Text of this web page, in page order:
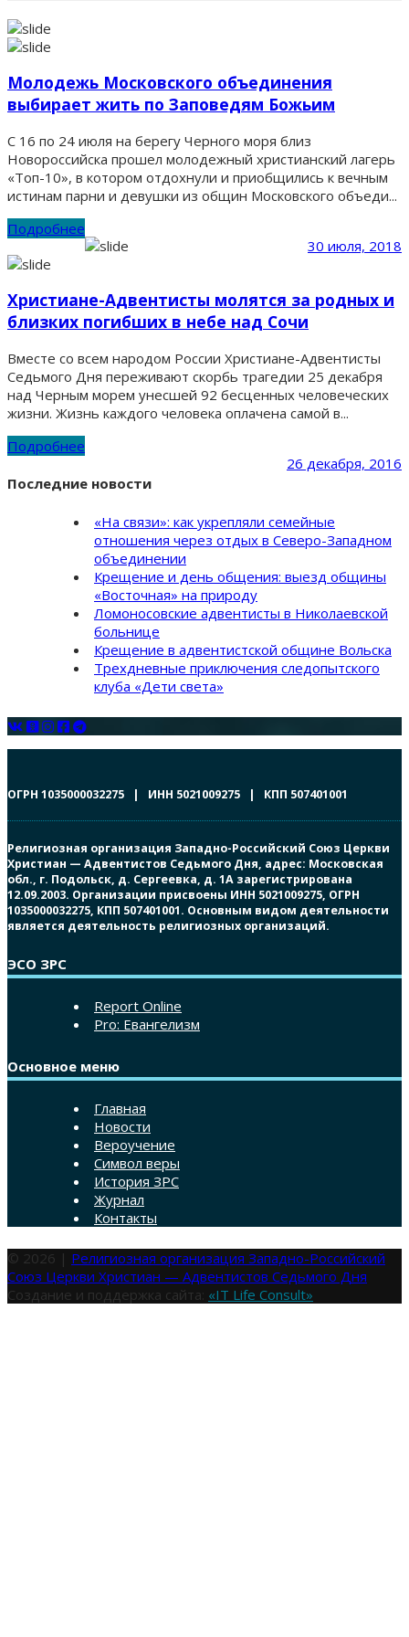
Молодежь Московского объединения
выбирает жить по Заповедям Божьим
С 16 по 24 июля на берегу Черного моря близ
Новороссийска прошел молодежный христианский лагерь
«Топ-10», в котором отдохнули и приобщились к вечным
истинам парни и девушки из общин Московского объеди...
Подробнее
30 июля, 2018
Христиане-Адвентисты молятся за родных и
близких погибших в небе над Сочи
Вместе со всем народом России Христиане-Адвентисты
Седьмого Дня переживают скорбь трагедии 25 декабря
над Черным морем унесшей 92 бесценных человеческих
жизни. Жизнь каждого человека оплачена самой в...
Подробнее
26 декабря, 2016
Последние новости
«На связи»: как укрепляли семейные
отношения через отдых в Северо-Западном
объединении
Крещение и день общения: выезд общины
«Восточная» на природу
Ломоносовские адвентисты в Николаевской
больнице
Крещение в адвентистской общине Вольска
Трехдневные приключения следопытского
клуба «Дети света»
ОГРН 1035000032275 | ИНН 5021009275 | КПП 507401001
Религиозная организация Западно-Российский Союз Церкви
Христиан — Адвентистов Седьмого Дня, адрес: Московская
обл., г. Подольск, д. Сергеевка, д. 1А зарегистрирована
12.09.2003. Организации присвоены ИНН 5021009275, ОГРН
1035000032275, КПП 507401001. Основным видом деятельности
является деятельность религиозных организаций.
ЭСО ЗРС
Report Online
Pro: Евангелизм
Основное меню
Главная
Новости
Вероучение
Символ веры
История ЗРС
Журнал
Контакты
© 2026 | Религиозная организация Западно-Российский
Союз Церкви Христиан — Адвентистов Седьмого Дня
Создание и поддержка сайта: «IT Life Consult»